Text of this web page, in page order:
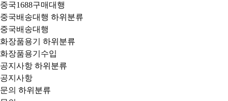
중국1688구매대행
중국배송대행 하위분류
중국배송대행
화장품용기
하위분류
화장품용기수입
공지사항 하위분류
공지사항
문의 하위분류